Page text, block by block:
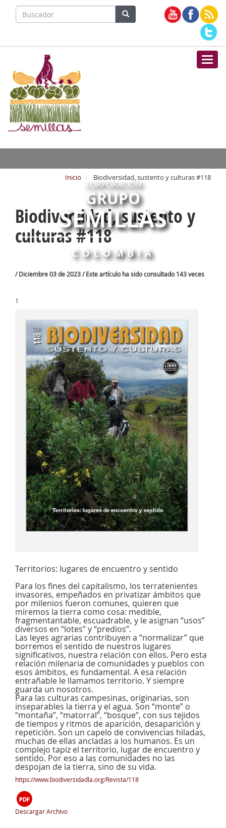
CORPORACIÓN
GRUPO
SEMILLAS
COLOMBIA
Inicio Biodiversidad, sustento y culturas #118
Biodiversidad, sustento y
culturas #118
/ Diciembre 03 de 2023 / Este artículo ha sido consultado 143 veces
1
Territorios: lugares de encuentro y sentido
Para los fines del capitalismo, los terratenientes
invasores, empeñados en privatizar ámbitos que
por milenios fueron comunes, quieren que
miremos la tierra como cosa: medible,
fragmentantable, escuadrable, y le asignan “usos”
diversos en “lotes” y “predios”.
Las leyes agrarias contribuyen a “normalizar” que
borremos el sentido de nuestros lugares
significativos, nuestra relación con ellos. Pero esta
relación milenaria de comunidades y pueblos con
esos ámbitos, es fundamental. A esa relación
entrañable le llamamos territorio. Y siempre
guarda un nosotros.
Para las culturas campesinas, originarias, son
inseparables la tierra y el agua. Son “monte” o
“montaña”, “matorral”, “bosque”, con sus tejidos
de tiempos y ritmos de aparición, desaparición y
repetición. Son un capelo de convivencias hiladas,
muchas de ellas ancladas a los humanos. Es un
complejo tapiz el territorio, lugar de encuentro y
sentido. Por eso a las comunidades no las
despojan de la tierra, sino de su vida.
https://www.biodiversidadla.org/Revista/118
Descargar Archivo